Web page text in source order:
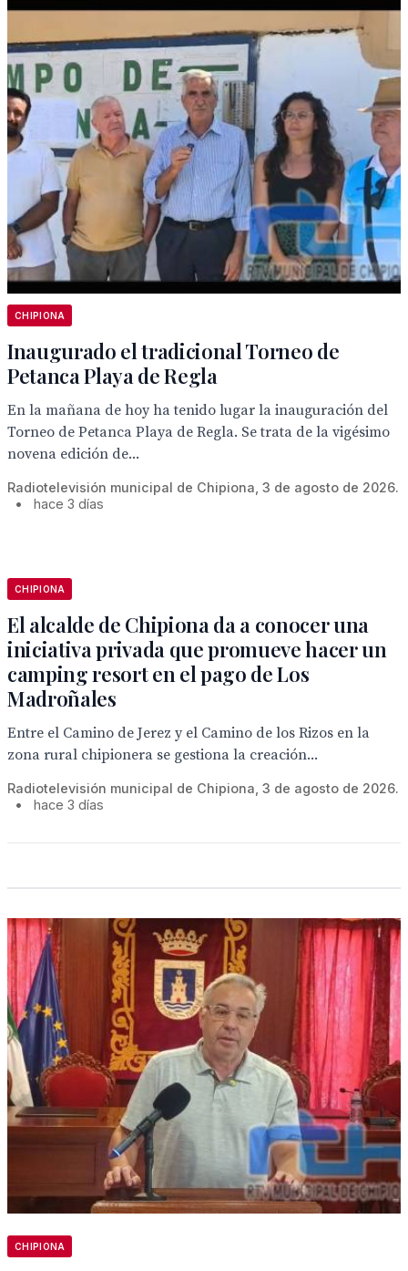
CHIPIONA
Inaugurado el tradicional Torneo de
Petanca Playa de Regla
En la mañana de hoy ha tenido lugar la inauguración del
Torneo de Petanca Playa de Regla. Se trata de la vigésimo
novena edición de...
Radiotelevisión municipal de Chipiona, 3 de agosto de 2026.
•
hace 3 días
CHIPIONA
El alcalde de Chipiona da a conocer una
iniciativa privada que promueve hacer un
camping resort en el pago de Los
Madroñales
Entre el Camino de Jerez y el Camino de los Rizos en la
zona rural chipionera se gestiona la creación...
Radiotelevisión municipal de Chipiona, 3 de agosto de 2026.
•
hace 3 días
CHIPIONA